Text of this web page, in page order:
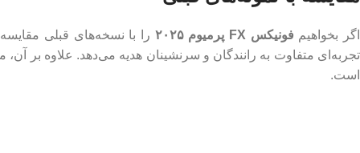
اگر بخواهیم فونیکس FX پرمیوم ۲۰۲۵
را با نسخه‌های قبلی
تجربه‌ای متفاوت به رانندگان و سرنشینان هدیه می‌دهد. علاوه بر
است.